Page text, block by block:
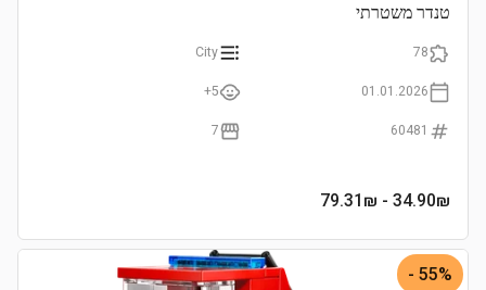
טנדר משטרתי
78
City
01.01.2026
5+
60481
7
34.90₪
- 79.31₪
55% -